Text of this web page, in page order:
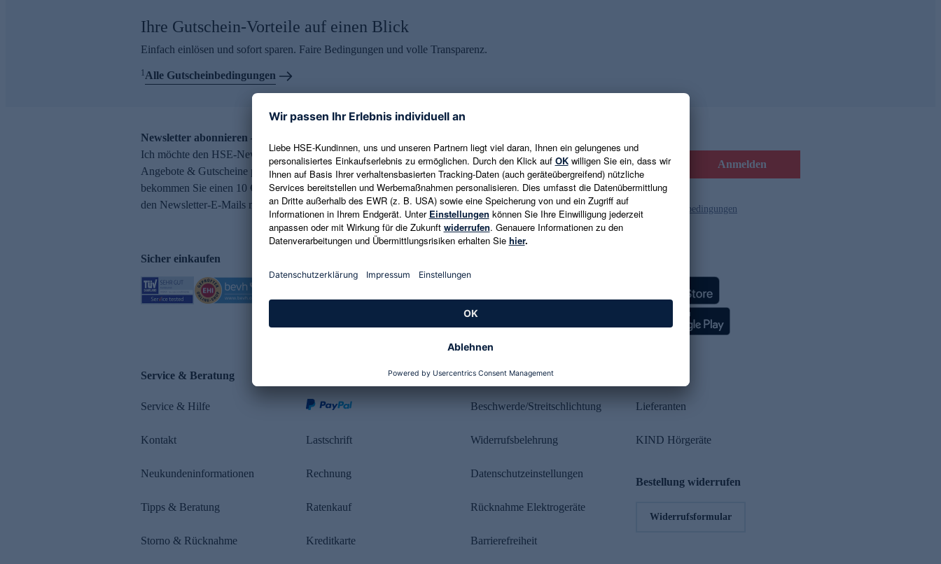
Ihre Gutschein-Vorteile auf einen Blick
Einfach einlösen und sofort sparen. Faire Bedingungen und volle Transparenz.
1Alle Gutscheinbedingungen
Newsletter abonnieren – 10 € Gutschein erhalten
Ich möchte den HSE-Newsletter abonnieren und aktuelle Trends,
Angebote & Gutscheine per E-Mail erhalten. Als Dankeschön
bekommen Sie einen 10 € Gutschein. Eine Abmeldung ist jederzeit in
den Newsletter-E-Mails möglich.
E-Mail-Adresse eingeben Anmelden
Es gelten die Datenschutzrichtlinien und die Gutscheinbedingungen
Sicher einkaufen
Service & Beratung
Service & Hilfe
Kontakt
Neukundeninformationen
Tipps & Beratung
Storno & Rücknahme
Lastschrift
Rechnung
Ratenkauf
Kreditkarte
Rechtliches
Beschwerde/Streitschlichtung
Widerrufsbelehrung
Datenschutzeinstellungen
Rücknahme Elektrogeräte
Barrierefreiheit
Lieferanten
KIND Hörgeräte
Bestellung widerrufen
Widerrufsformular